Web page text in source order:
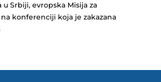
Srbiji, evropska Misija za
konferenciji koja je zakazana